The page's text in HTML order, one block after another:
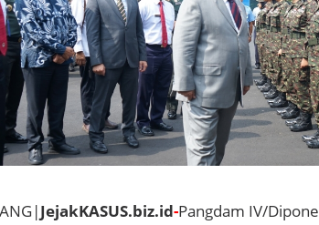
JejakKASUS.biz.id-Pangdam IV/